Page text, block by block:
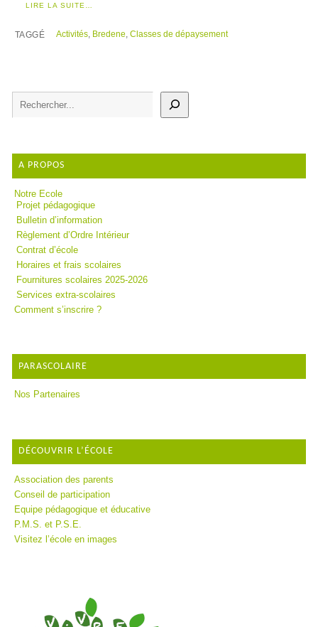
LIRE LA SUITE…
TAGGÉ Activités Bredene ,Classes de dépaysement
A PROPOS
Notre Ecole
Projet pédagogique
Bulletin d’information
Règlement d’Ordre Intérieur
Contrat d’école
Horaires et frais scolaires
Fournitures scolaires 2025-2026
Services extra-scolaires
Comment s’inscrire ?
PARASCOLAIRE
Nos Partenaires
DÉCOUVRIR L’ÉCOLE
Association des parents
Conseil de participation
Equipe pédagogique et éducative
P.M.S. et P.S.E.
Visitez l’école en images